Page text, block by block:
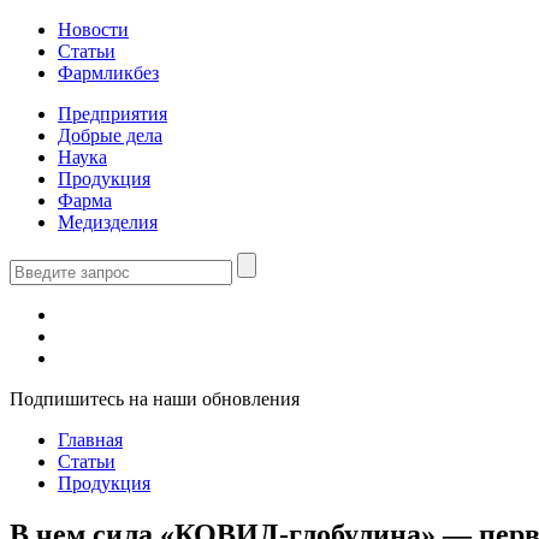
Новости
Статьи
Фармликбез
Предприятия
Добрые дела
Наука
Продукция
Фарма
Медизделия
Подпишитесь на наши обновления
Главная
Статьи
Продукция